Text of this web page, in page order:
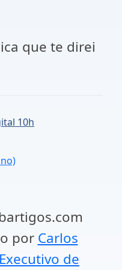
que te direi
10h
por Carlos
de